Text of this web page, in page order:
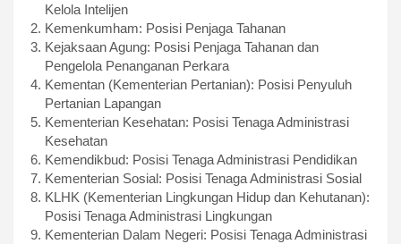
Kelola Intelijen
Kemenkumham: Posisi Penjaga Tahanan
Kejaksaan Agung: Posisi Penjaga Tahanan dan
Pengelola Penanganan Perkara
Kementan (Kementerian Pertanian): Posisi Penyuluh
Pertanian Lapangan
Kementerian Kesehatan: Posisi Tenaga Administrasi
Kesehatan
Kemendikbud: Posisi Tenaga Administrasi Pendidikan
Kementerian Sosial: Posisi Tenaga Administrasi Sosial
KLHK (Kementerian Lingkungan Hidup dan Kehutanan):
Posisi Tenaga Administrasi Lingkungan
Kementerian Dalam Negeri: Posisi Tenaga Administrasi